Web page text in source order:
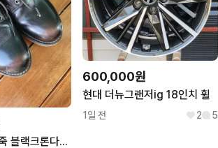
레드윙 차심가죽 블랙크론다이크 9870
600,000원
현대 더뉴그랜저ig 18인치 휠
1일 전 2 5